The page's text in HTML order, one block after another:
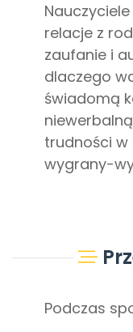
relacje z
zaufanie i
dlaczego
świadomą
trudności
wygrany-
Podczas